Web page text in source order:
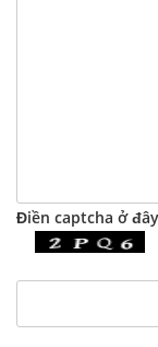
Điền captcha ở